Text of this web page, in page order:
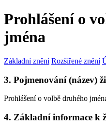
Prohlášení o
jména
Základní znění Rozšířené znění
3. Pojmenování (název)
Prohlášení o volbě druhého
4. Základní informace k